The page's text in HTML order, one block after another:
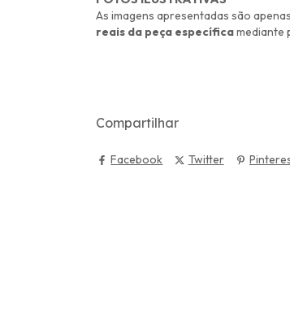
As imagens apresentadas são
reais da peça específicamediante
Compartilhar
Facebook Twitter